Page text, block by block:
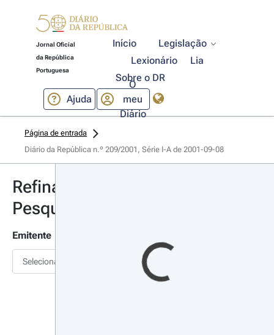
Jornal Oficial
da República
Portuguesa
Início
Legislação
Lexionário
Lia
Sobre o DR
Ajuda
O
meu
Diário
Página de entrada
Diário da República n.º 209/2001, Série I-A de 2001-09-08
Refinar
Pesquisa
Emitente
Selecionar